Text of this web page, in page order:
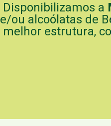
Disponibilizamos a
e/ou alcoólatas de
melhor estrutura,